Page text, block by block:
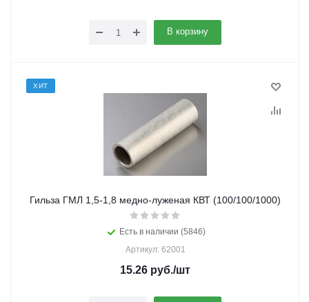
В корзину
ХИТ
Гильза ГМЛ 1,5-1,8 медно-луженая КВТ (100/100/1000)
Есть в наличии (5846)
Артикул: 62001
15.26 руб./шт